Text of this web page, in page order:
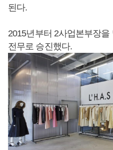
된다.
2015년부터 2사업본부장을
전무로 승진했다.